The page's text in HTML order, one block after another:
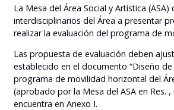
La Mesa del Área Social y Artística
interdisciplinarios del Área a presentar
realizar la evaluación del programa de
Las propuesta de evaluación deben
establecido en el documento “Diseño
programa de movilidad horizontal del
(aprobado por la Mesa del ASA en Res.
encuentra en Anexo I.